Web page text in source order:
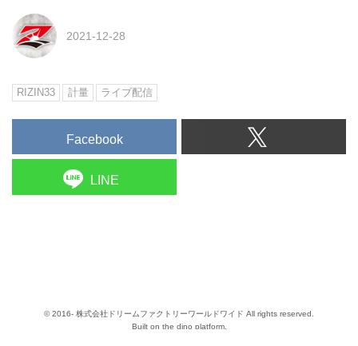
2021-12-28
RIZIN33 計量 ライブ配信
Facebook
LINE
© 2016- 株式会社ドリームファクトリーワールドワイド All rights reserved.
Built on the dino platform.